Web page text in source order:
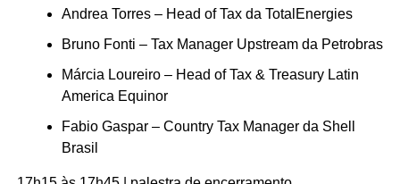
Andrea Torres – Head of Tax da TotalEnergies
Bruno Fonti – Tax Manager Upstream da Petrobras
Márcia Loureiro – Head of Tax & Treasury Latin
America Equinor
Fabio Gaspar – Country Tax Manager da Shell
Brasil